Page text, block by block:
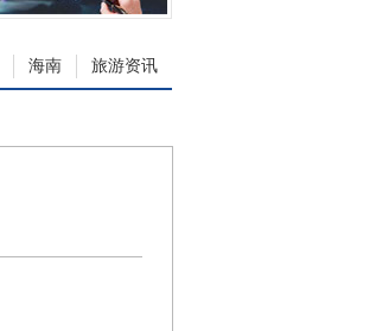
旅游资讯
海南